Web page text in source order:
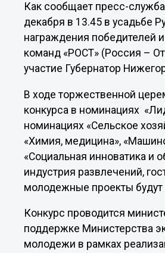
Как сообщает пресс-
декабря в 13.45 в усадьбе
награждения победителей
команд «РОСТ» (Россия –
участие Губернатор
В ходе торжественной
конкурса в номинациях
номинациях «Сельское
«Химия, медицина»,
«Социальная инноватика и
индустрия развлечений,
молодежные проекты будут
Конкурс проводится
поддержке Министерства
молодежи в рамках